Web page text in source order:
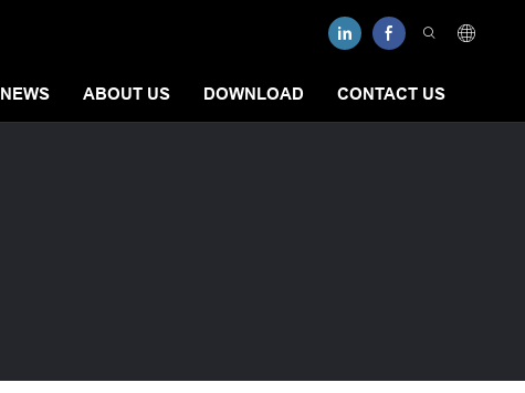
NEWS ABOUT US DOWNLOAD CONTACT US